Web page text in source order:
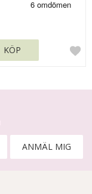
KÖP
ANMÄL MIG